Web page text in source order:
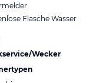
Flasche Wasser
Wecker